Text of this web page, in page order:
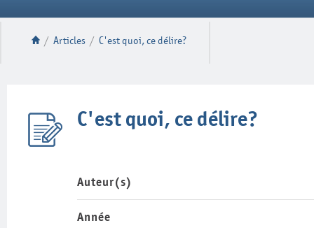
/ Articles / C'est quoi, ce délire?
C'est quoi, ce délire?
Auteur(s)
Année